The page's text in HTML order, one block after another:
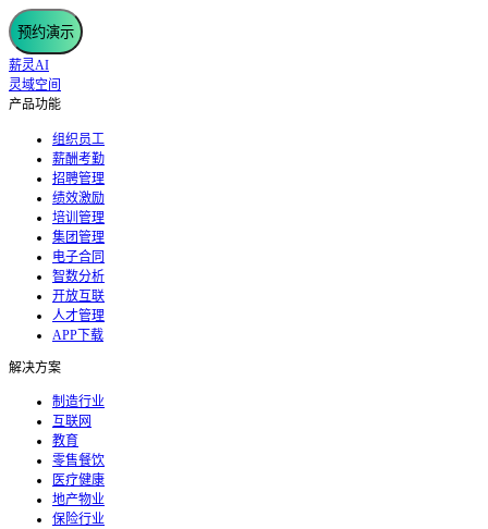
预约演示
薪灵AI
灵域空间
产品功能
组织员工
薪酬考勤
招聘管理
绩效激励
培训管理
集团管理
电子合同
智数分析
开放互联
人才管理
APP下载
解决方案
制造行业
互联网
教育
零售餐饮
医疗健康
地产物业
保险行业